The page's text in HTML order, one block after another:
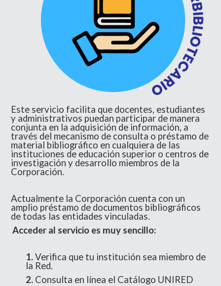
Este servicio facilita que docentes, estudiantes
y administrativos puedan participar de manera
conjunta en la adquisición de información, a
través del mecanismo de consulta o préstamo de
material bibliográfico en cualquiera de las
instituciones de educación superior o centros de
investigación y desarrollo miembros de la
Corporación.
Actualmente la Corporación cuenta con un
amplio préstamo de documentos bibliográficos
de todas las entidades vinculadas.
Acceder al servicio es muy sencillo:
1.Verifica que tu institución sea miembro de
la Red.
2. Consulta en línea el Catálogo UNIRED